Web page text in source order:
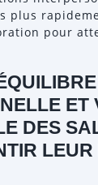
plus
pour
ET
DES